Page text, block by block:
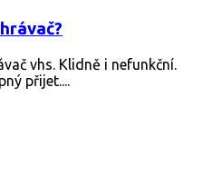
vhs. Klidně i nefunkční.
přijet....